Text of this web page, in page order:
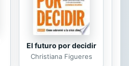
El futuro por decidir
Christiana Figueres